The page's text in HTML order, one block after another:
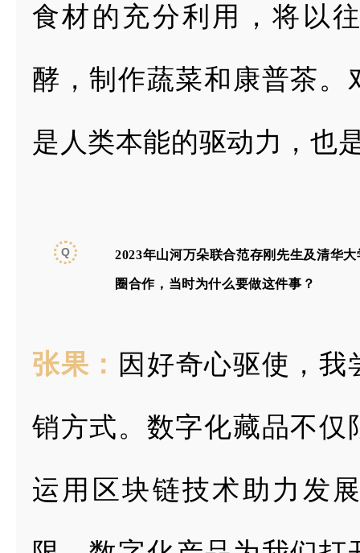
食材的充分利用，将以
酵，制作蔬菜和康普茶。
是人类本能的驱动力，也
Q 2023年山河万朵联合范存刚先生及清华
圈合作，当时为什么要做这件事？
张果： 因好奇心驱使，
销方式。数字化藏品不仅
运用区块链技术助力发